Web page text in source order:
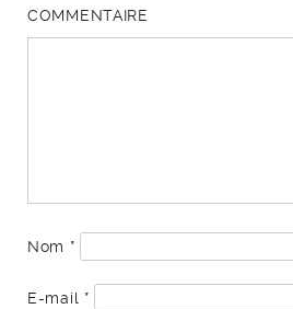
COMMENTAIRE
Nom *
E-mail *